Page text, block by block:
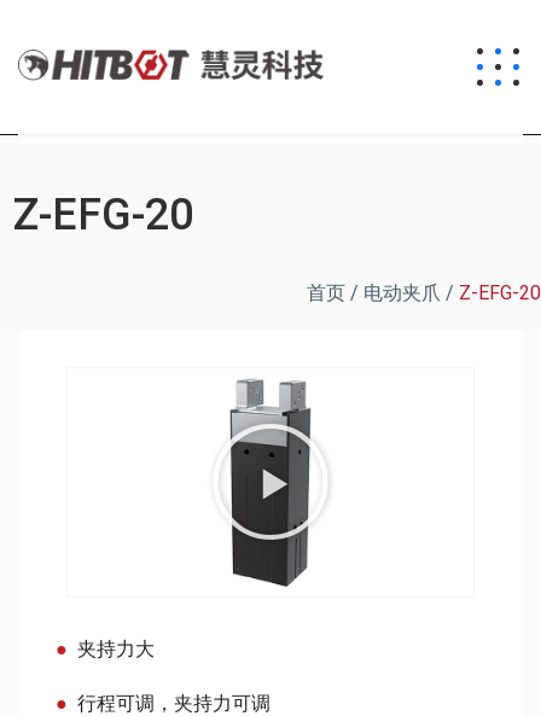
Z-EFG-20
首页 / 电动夹爪 / Z-EFG-20
夹持力大
行程可调，夹持力可调